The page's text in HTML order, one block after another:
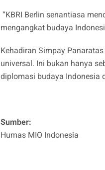
“KBRI Berlin senantiasa
mengangkat budaya
Kehadiran Simpay
universal. Ini bukan hanya
diplomasi budaya Indonesia
Sumber:
Humas MIO Indonesia